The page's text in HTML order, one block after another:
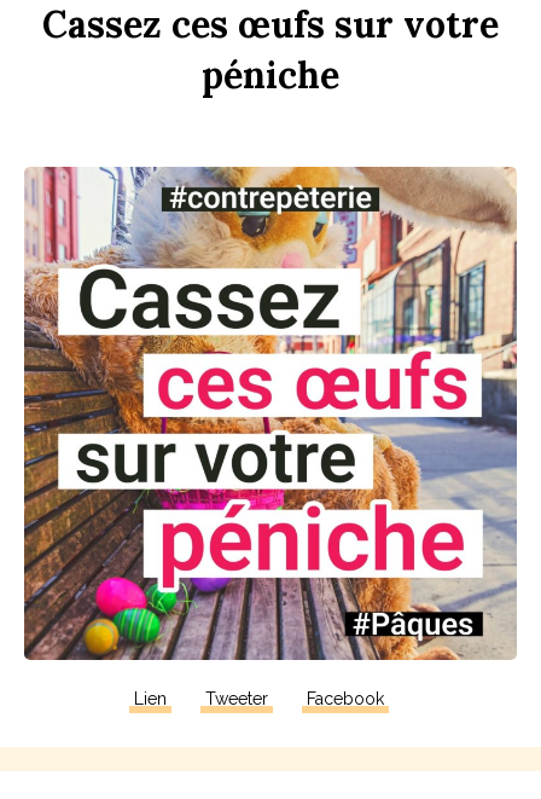
Cassez ces œufs sur votre
péniche
Lien Tweeter Facebook